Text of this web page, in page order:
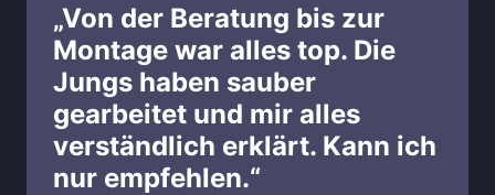
„Von der Beratung bis zur
Montage war alles top. Die
Jungs haben sauber
gearbeitet und mir alles
verständlich erklärt. Kann ich
nur empfehlen.“